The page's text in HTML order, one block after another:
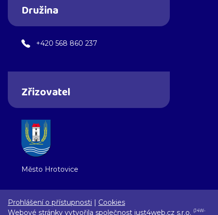
Družina
+420 568 860 237
Zřizovatel
Město Hrotovice
Prohlášení o přístupnosti | Cookies
Webové stránky vytvořila společnost just4web.cz s.r.o. (J4W-